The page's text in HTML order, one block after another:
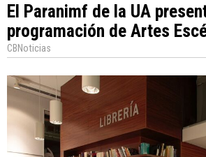
El Paranimf de la UA
programación de Artes
CBNoticias